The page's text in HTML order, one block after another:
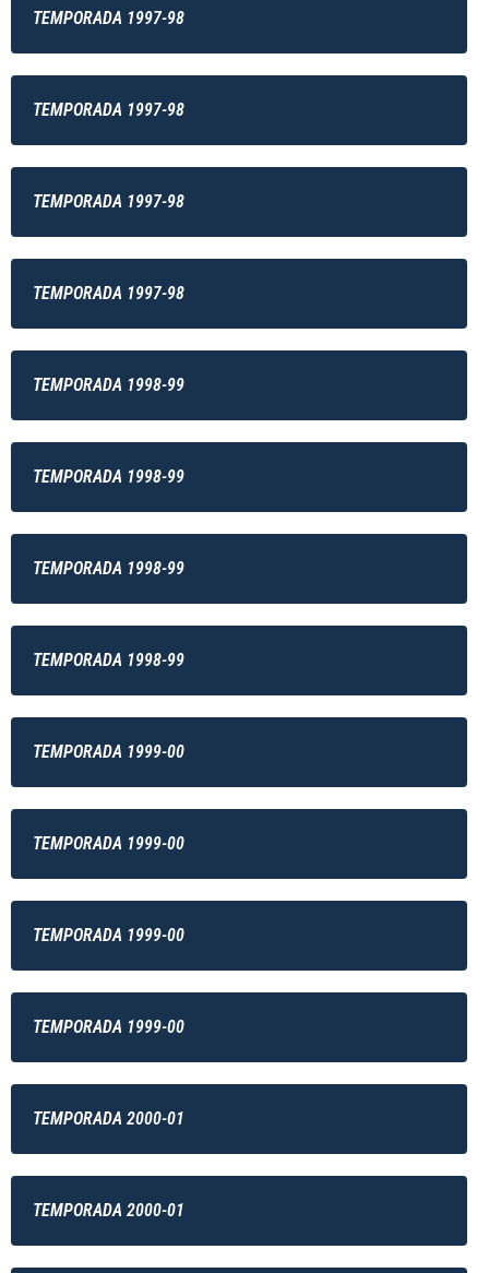
TEMPORADA 1997-98
TEMPORADA 1997-98
TEMPORADA 1997-98
TEMPORADA 1997-98
TEMPORADA 1998-99
TEMPORADA 1998-99
TEMPORADA 1998-99
TEMPORADA 1998-99
TEMPORADA 1999-00
TEMPORADA 1999-00
TEMPORADA 1999-00
TEMPORADA 1999-00
TEMPORADA 2000-01
TEMPORADA 2000-01